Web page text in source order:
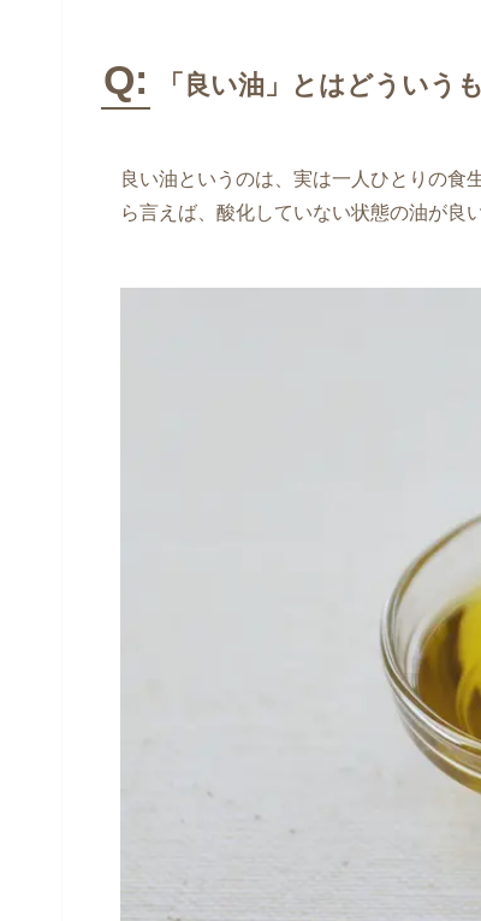
Q: 「良い油」とはどういう
良い油というのは、実は一人ひとりの食
ら言えば、酸化していない状態の油が良